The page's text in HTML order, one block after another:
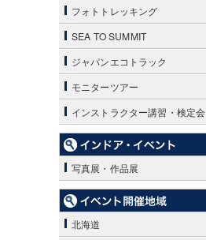
フォトトレッキング
SEA TO SUMMIT
ジャパンエコトラック
モニターツアー
インストラクター講習・検定会
写真展・作品展
北海道